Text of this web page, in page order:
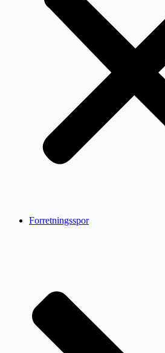
Forretningsspor